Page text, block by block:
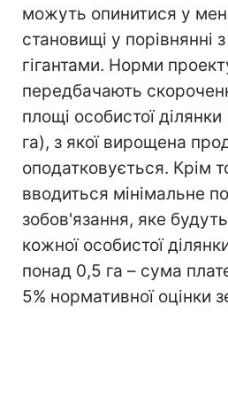
можуть опинитися у
становищі у порівнянні
гігантами. Норми
передбачають
площі особистої
га), з якої вирощена
оподатковується. Крім
вводиться мінімальне
зобов'язання, яке
кожної особистої
понад 0,5 га – сума
5% нормативної оцінки